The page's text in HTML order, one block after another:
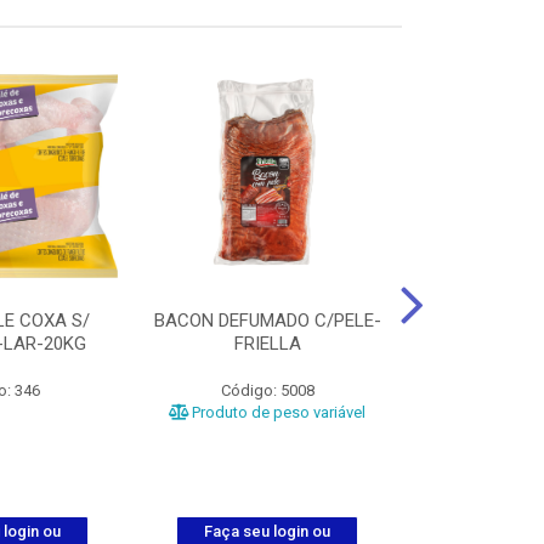
COXA S/
20KG
346
login ou
BACON DEFUMADO C/PELE-
FRIELLA
Código: 5008
Produto de peso variável
Faça seu login ou